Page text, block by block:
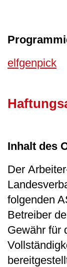
elfgenpick
Inhalt des
Der
folgenden
Betreiber
Gewähr für